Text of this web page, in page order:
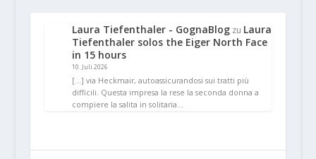
Laura Tiefenthaler - GognaBlogzu Laura
Tiefenthaler solos the Eiger North Face
in 15 hours
10. Juli 2026
[…] via Heckmair, autoassicurandosi sui tratti più
difficili. Questa impresa la rese la seconda donna a
compiere la salita in solitaria…